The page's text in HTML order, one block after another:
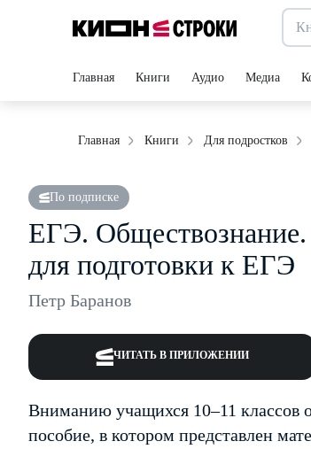
Главная Книги Аудио Медиа
Главная Книги Для подростков
По подписке
ЕГЭ. Обществознание.
для подготовки к ЕГЭ
Петр Баранов
ЧИТАТЬ В ПРИЛОЖЕНИИ
Вниманию учащихся 10–11 классов
пособие, в котором представлен